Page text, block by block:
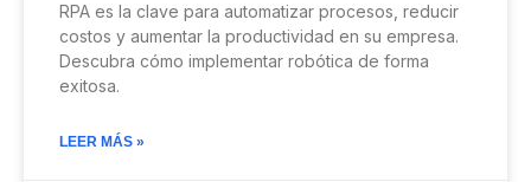
RPA es la clave para automatizar procesos, reducir
costos y aumentar la productividad en su empresa.
Descubra cómo implementar robótica de forma
exitosa.
LEER MÁS »